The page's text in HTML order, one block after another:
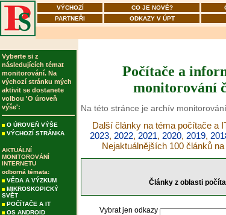
VÝCHOZÍ CO JE NOVÉ?
PARTNEŘI
ODKAZY V ÚPT
Vyberte si z
následujících témat
monitorování. Na
výchozí stránku mých
aktivit se dostanete
volbou 'O úroveň
výše':
O ÚROVEŇ VÝŠE
VÝCHOZÍ STRÁNKA
AKTUÁLNÍ
MONITOROVÁNÍ
INTERNETU
odborná témata:
VĚDA A VÝZKUM
MIKROSKOPICKÝ
SVĚT
POČÍTAČE A IT
OS ANDROID
Počítače a
monitorování
Na této stránce je archív
Další články na téma počítače a
2023, 2022, 2021, 2020, 2019,
Nejaktuálnějších 100 článků
Články z oblasti
Vybrat jen odkazy